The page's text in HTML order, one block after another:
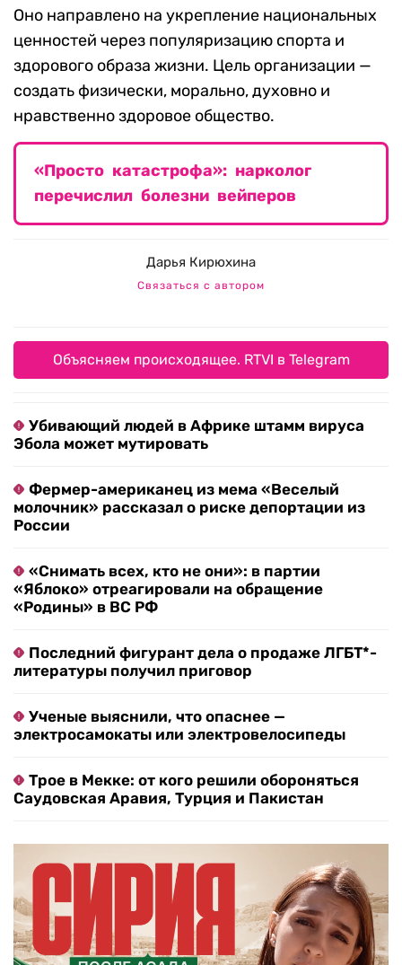
Оно направлено на укрепление национальных
ценностей через популяризацию спорта и
здорового образа жизни. Цель организации —
создать физически, морально, духовно и
нравственно здоровое общество.
«Просто катастрофа»: нарколог
перечислил болезни вейперов
Дарья Кирюхина
Связаться с автором
Объясняем происходящее. RTVI в Telegram
Убивающий людей в Африке штамм вируса
Эбола может мутировать
Фермер-американец из мема «Веселый
молочник» рассказал о риске депортации из
России
«Снимать всех, кто не они»: в партии
«Яблоко» отреагировали на обращение
«Родины» в ВС РФ
Последний фигурант дела о продаже ЛГБТ*-
литературы получил приговор
Ученые выяснили, что опаснее —
электросамокаты или электровелосипеды
Трое в Мекке: от кого решили обороняться
Саудовская Аравия, Турция и Пакистан